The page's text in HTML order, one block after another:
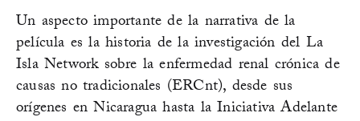
Un aspecto importante de la narrativa de la
película es la historia de la investigación del La
Isla Network sobre la enfermedad renal crónica de
causas no tradicionales (ERCnt), desde sus
orígenes en Nicaragua hasta la Iniciativa Adelante